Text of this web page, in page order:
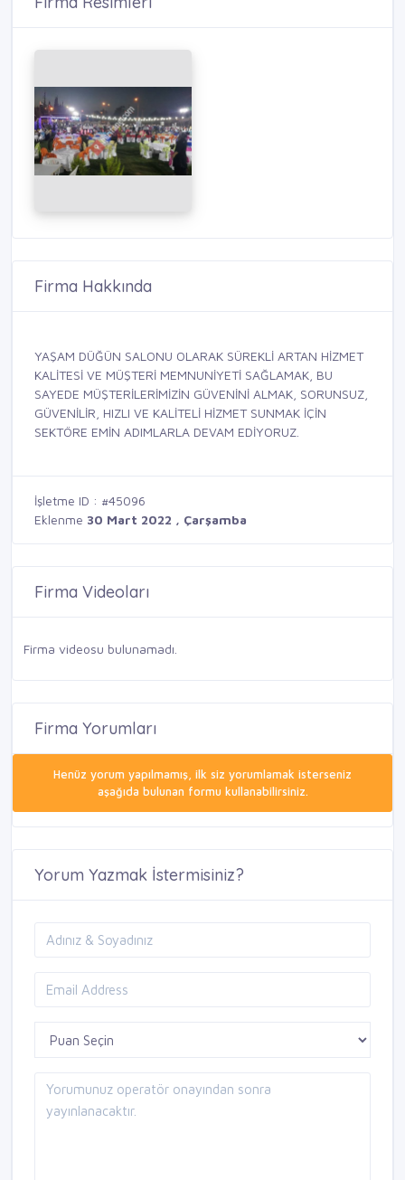
Firma Hakkında
YAŞAM DÜĞÜN SALONU OLARAK SÜREKLİ ARTAN HİZMET
KALİTESİ VE MÜŞTERİ MEMNUNİYETİ SAĞLAMAK, BU
SAYEDE MÜŞTERİLERİMİZİN GÜVENİNİ ALMAK, SORUNSUZ,
GÜVENİLİR, HIZLI VE KALİTELİ HİZMET SUNMAK İÇİN
SEKTÖRE EMİN ADIMLARLA DEVAM EDİYORUZ.
İşletme ID : #45096
Eklenme 30 Mart 2022 , Çarşamba
Firma Videoları
Firma videosu bulunamadı.
Firma Yorumları
Henüz yorum yapılmamış, ilk siz yorumlamak isterseniz
aşağıda bulunan formu kullanabilirsiniz.
Yorum Yazmak İstermisiniz?